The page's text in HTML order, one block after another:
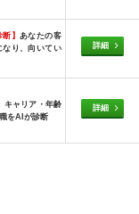
】 あなたの客
なり、向いてい
詳細
キャリア・年齢
をAIが診断
詳細